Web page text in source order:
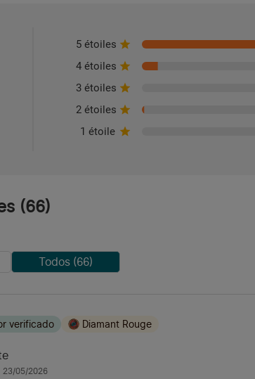
5 étoiles
4 étoiles
3 étoiles
2 étoiles
1 étoile
(66)
Todos (66)
verificado Diamant Rouge
23/05/2026